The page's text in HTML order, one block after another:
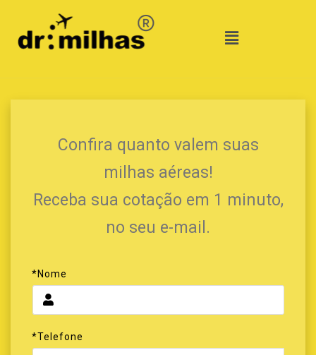
Confira quanto valem suas
milhas aéreas!
Receba sua cotação em 1 minuto,
no seu e-mail.
*Nome
*Telefone